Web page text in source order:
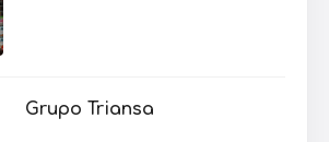
Grupo Triansa